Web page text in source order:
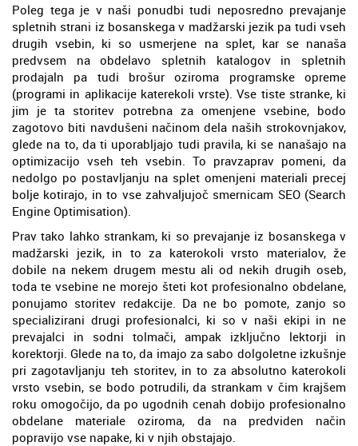
Poleg tega je v naši ponudbi tudi neposredno prevajanje
spletnih strani iz bosanskega v madžarski jezik pa tudi vseh
drugih vsebin, ki so usmerjene na splet, kar se nanaša
predvsem na obdelavo spletnih katalogov in spletnih
prodajaln pa tudi brošur oziroma programske opreme
(programi in aplikacije katerekoli vrste). Vse tiste stranke, ki
jim je ta storitev potrebna za omenjene vsebine, bodo
zagotovo biti navdušeni načinom dela naših strokovnjakov,
glede na to, da ti uporabljajo tudi pravila, ki se nanašajo na
optimizacijo vseh teh vsebin. To pravzaprav pomeni, da
nedolgo po postavljanju na splet omenjeni materiali precej
bolje kotirajo, in to vse zahvaljujoč smernicam SEO (Search
Engine Optimisation).
Prav tako lahko strankam, ki so prevajanje iz bosanskega v
madžarski jezik, in to za katerokoli vrsto materialov, že
dobile na nekem drugem mestu ali od nekih drugih oseb,
toda te vsebine ne morejo šteti kot profesionalno obdelane,
ponujamo storitev redakcije. Da ne bo pomote, zanjo so
specializirani drugi profesionalci, ki so v naši ekipi in ne
prevajalci in sodni tolmači, ampak izključno lektorji in
korektorji. Glede na to, da imajo za sabo dolgoletne izkušnje
pri zagotavljanju teh storitev, in to za absolutno katerokoli
vrsto vsebin, se bodo potrudili, da strankam v čim krajšem
roku omogočijo, da po ugodnih cenah dobijo profesionalno
obdelane materiale oziroma, da na predviden način
popravijo vse napake, ki v njih obstajajo.